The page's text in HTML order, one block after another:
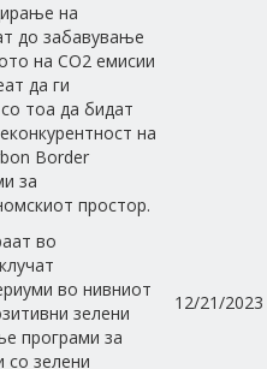
на
до забавување
на CO2 емисии
да ги
тоа да бидат
на
Border
за
простор.
во
во нивниот
зелени
програми за
со зелени
12/21/2023